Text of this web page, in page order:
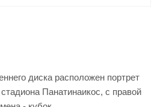
диска расположен портрет
Панатинаикос, с правой